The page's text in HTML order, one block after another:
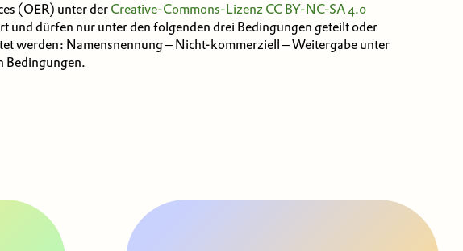
(OER) unter der Creative-Commons-Lizenz CC BY-NC-SA 4.0
und dürfen nur unter den folgenden drei Bedingungen geteilt oder
werden: Namensnennung – Nicht-kommerziell – Weitergabe unter
Bedingungen.